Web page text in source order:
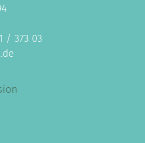
/ 373 03